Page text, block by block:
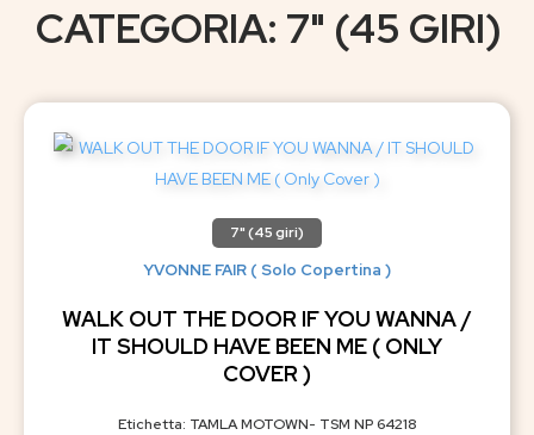
CATEGORIA: 7" (45 GIRI)
7" (45 giri)
YVONNE FAIR ( Solo Copertina )
WALK OUT THE DOOR IF YOU WANNA /
IT SHOULD HAVE BEEN ME ( ONLY
COVER )
Etichetta: TAMLA MOTOWN- TSM NP 64218